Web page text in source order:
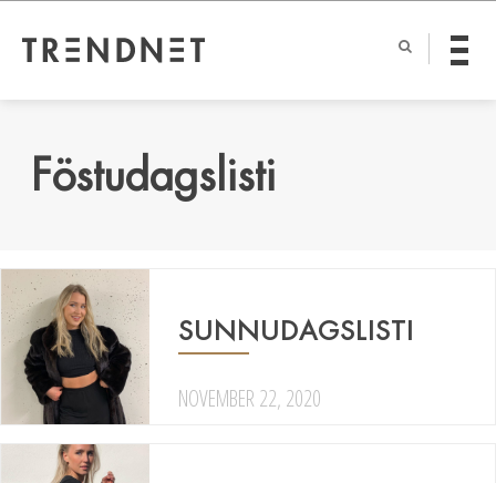
Föstudagslisti
SUNNUDAGSLISTI
NOVEMBER 22, 2020